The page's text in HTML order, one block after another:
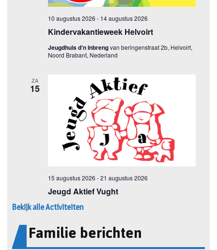
Bekijk alle Activiteiten
Familie berichten